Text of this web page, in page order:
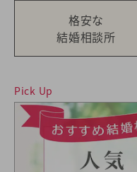
格安な
結婚相談所
Pick Up